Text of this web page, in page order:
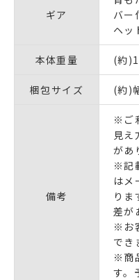
ギア
バー
ヘッ
本体重量 (約
梱包サイズ (約)
備考
※ご
見
があ
※記
はメ
りま
差が
※お
でき
※商
す。